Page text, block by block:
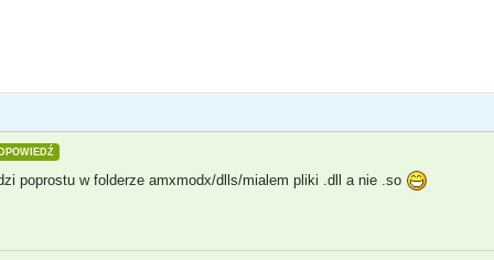
poprostu w folderze amxmodx/dlls/mialem pliki .dll a nie .so